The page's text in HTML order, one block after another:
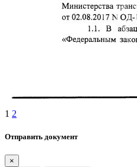
1 2
Отправить документ
×